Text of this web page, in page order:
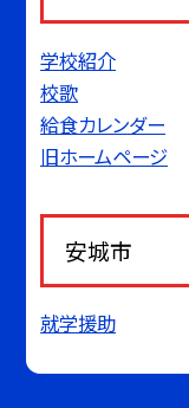
学校紹介
校歌
給食カレンダー
旧ホームページ
安城市
就学援助